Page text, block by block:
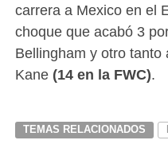
carrera a Mexico en el
choque que acabó 3
Bellingham y otro tanto
Kane (14 en la FWC).
TEMAS RELACIONADOS